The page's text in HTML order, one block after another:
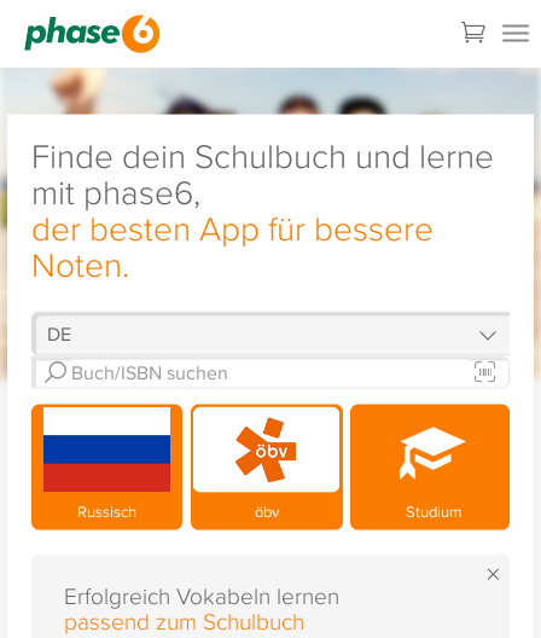
Finde dein Schulbuch und lerne
mit phase6,
der besten App für bessere
Noten.
Russisch öbv Studium
×
Erfolgreich Vokabeln lernen
passend zum Schulbuch